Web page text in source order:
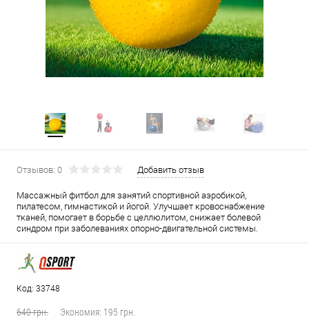
Отзывов: 0 Добавить отзыв
Массажный фитбол для занятий спортивной аэробикой,
пилатесом, гимнастикой и йогой. Улучшает кровоснабжение
тканей, помогает в борьбе с целлюлитом, снижает болевой
синдром при заболеваниях опорно-двигательной системы.
Код: 33748
640 грн. Экономия: 195 грн.